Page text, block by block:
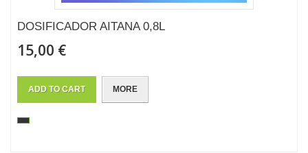
DOSIFICADOR AITANA 0,8L
15,00 €
ADD TO CART MORE